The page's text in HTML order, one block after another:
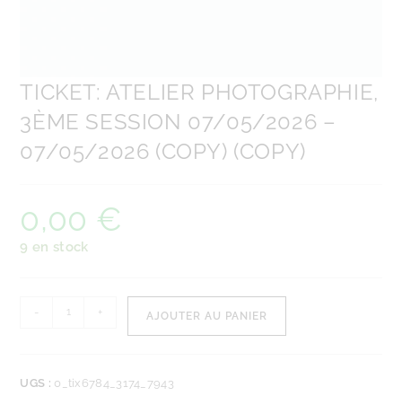
TICKET: ATELIER PHOTOGRAPHIE,
3ÈME SESSION 07/05/2026 –
07/05/2026 (COPY) (COPY)
0,00 €
9 en stock
- + AJOUTER AU PANIER
UGS : 0_tix6784_3174_7943